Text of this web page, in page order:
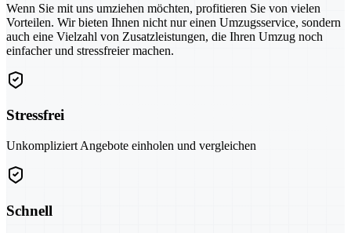
Wenn Sie mit uns umziehen möchten, profitieren Sie von vielen
Vorteilen. Wir bieten Ihnen nicht nur einen Umzugsservice, sondern
auch eine Vielzahl von Zusatzleistungen, die Ihren Umzug noch
einfacher und stressfreier machen.
Stressfrei
Unkompliziert Angebote einholen und vergleichen
Schnell